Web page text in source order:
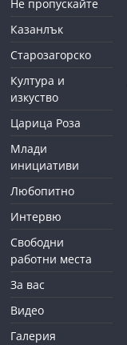
Не пропускайте
Казанлък
Старозагорско
Култура и
изкуство
Царица Роза
Млади
инициативи
Любопитно
Интервю
Свободни
работни места
За вас
Видео
Галерия